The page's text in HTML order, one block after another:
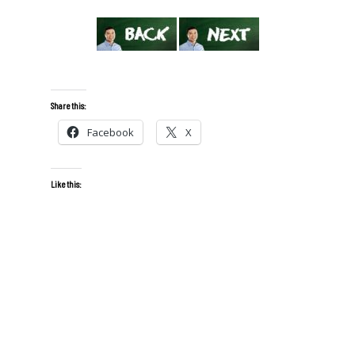
Share this:
Facebook X
Like this: